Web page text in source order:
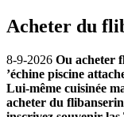
Acheter du
8-9-2026 Ou acheter
’échine piscine
Lui-même cuisinée
acheter du